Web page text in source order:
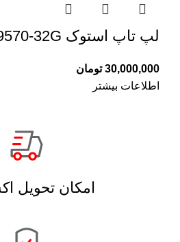
لپ تاپ استوک DELL XPS 15 9570-32G
30,000,000 تومان
اطلاعات بیشتر
امکان تحویل